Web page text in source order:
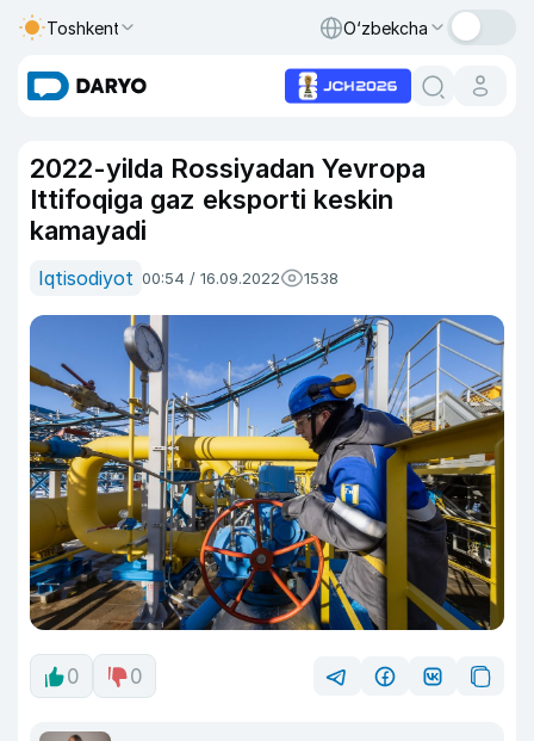
Toshkent O‘zbekcha
2022-yilda Rossiyadan Yevropa
Ittifoqiga gaz eksporti keskin
kamayadi
Iqtisodiyot 00:54 / 16.09.2022 1538
0 0